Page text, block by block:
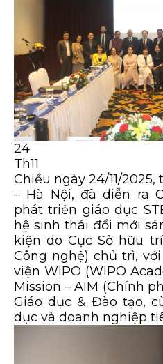
24
Th11
Chiều ngày 24/11/
– Hà Nội, đã diễn ra
phát triển giáo dục
hệ sinh thái đổi mới
kiện do Cục Sở hữu
Công nghệ) chủ trì,
viện WIPO (WIPO
Mission – AIM (Chính
Giáo dục & Đào tạo,
dục và doanh nghiệp